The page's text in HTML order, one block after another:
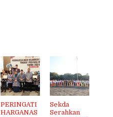
PERINGATI
HARGANAS
Sekda
Serahkan